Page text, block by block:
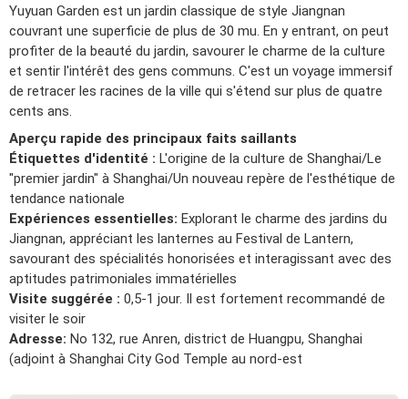
Yuyuan Garden est un jardin classique de style Jiangnan
couvrant une superficie de plus de 30 mu. En y entrant, on peut
profiter de la beauté du jardin, savourer le charme de la culture
et sentir l'intérêt des gens communs. C'est un voyage immersif
de retracer les racines de la ville qui s'étend sur plus de quatre
cents ans.
Aperçu rapide des principaux faits saillants
Étiquettes d'identité : L'origine de la culture de Shanghai/Le
"premier jardin" à Shanghai/Un nouveau repère de l'esthétique de
tendance nationale
Expériences essentielles: Explorant le charme des jardins du
Jiangnan, appréciant les lanternes au Festival de Lantern,
savourant des spécialités honorisées et interagissant avec des
aptitudes patrimoniales immatérielles
Visite suggérée : 0,5-1 jour. Il est fortement recommandé de
visiter le soir
Adresse: No 132, rue Anren, district de Huangpu, Shanghai
(adjoint à Shanghai City God Temple au nord-est